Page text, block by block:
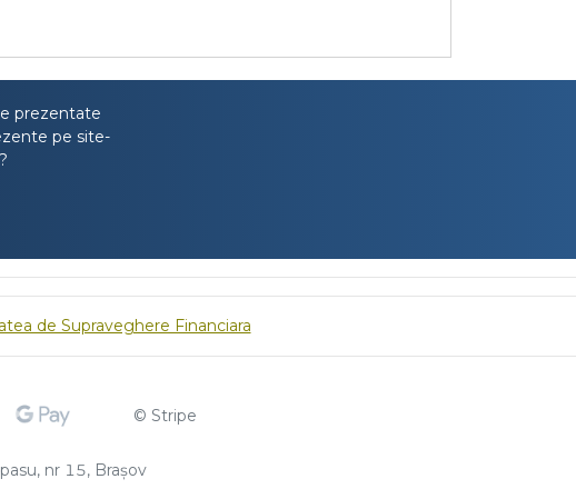
prezentate
pe site-
de Supraveghere Financiara
© Stripe
nr 15, Brașov